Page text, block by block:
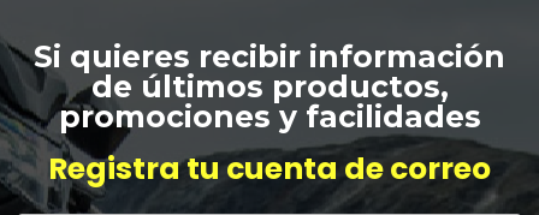
Si quieres recibir información
de últimos productos,
promociones y facilidades
Registra tu cuenta de correo